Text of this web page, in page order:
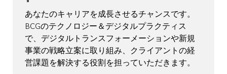
あなたのキャリアを成長させるチャンスです。
BCGのテクノロジー＆デジタルプラクティス
で、デジタルトランスフォーメーションや新規
事業の戦略立案に取り組み、クライアントの経
営課題を解決する役割を担っていただきます。